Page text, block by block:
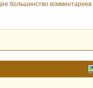
большинство комментариев